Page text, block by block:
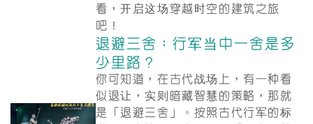
看，开启这场穿越时空的建筑之旅
吧！
退避三舍：行军当中一舍是多
少里路？
你可知道，在古代战场上，有一种看
似退让，实则暗藏智慧的策略，那就
是「退避三舍」。按照古代行军的标